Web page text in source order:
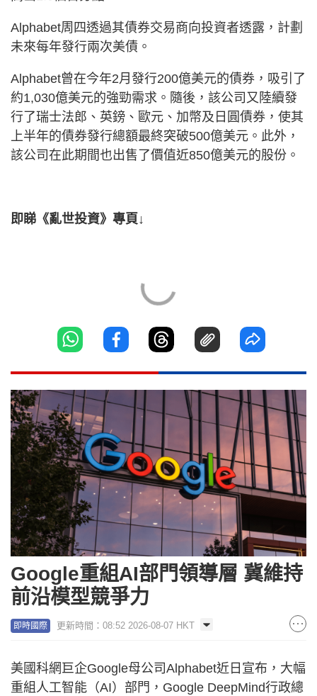
Alphabet周四透過其債券交易商向投資者透露，計劃
未來每年發行兩次美債。
Alphabet曾在今年2月發行200億美元的債券，吸引了
約1,030億美元的強勁需求。隨後，該公司又陸續發
行了瑞士法郎、英鎊、歐元、加幣及日圓債券，使其
上半年的債券發行總額最終突破500億美元。此外，
該公司在此期間也出售了價值近850億美元的股份。
即睇《亂世投資》專頁↓
Google重組AI部門領導層 冀維持
前沿模型競爭力
即時國際 更新時間：08:52 2026-08-07 HKT
美國科網巨企Google母公司Alphabet近日宣布，大幅
重組人工智能（AI）部門，Google DeepMind行政總